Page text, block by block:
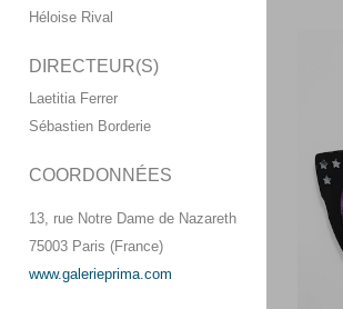
Héloise Rival
DIRECTEUR(S)
Laetitia Ferrer
Sébastien Borderie
COORDONNÉES
13, rue Notre Dame de Nazareth
75003 Paris (France)
www.galerieprima.com